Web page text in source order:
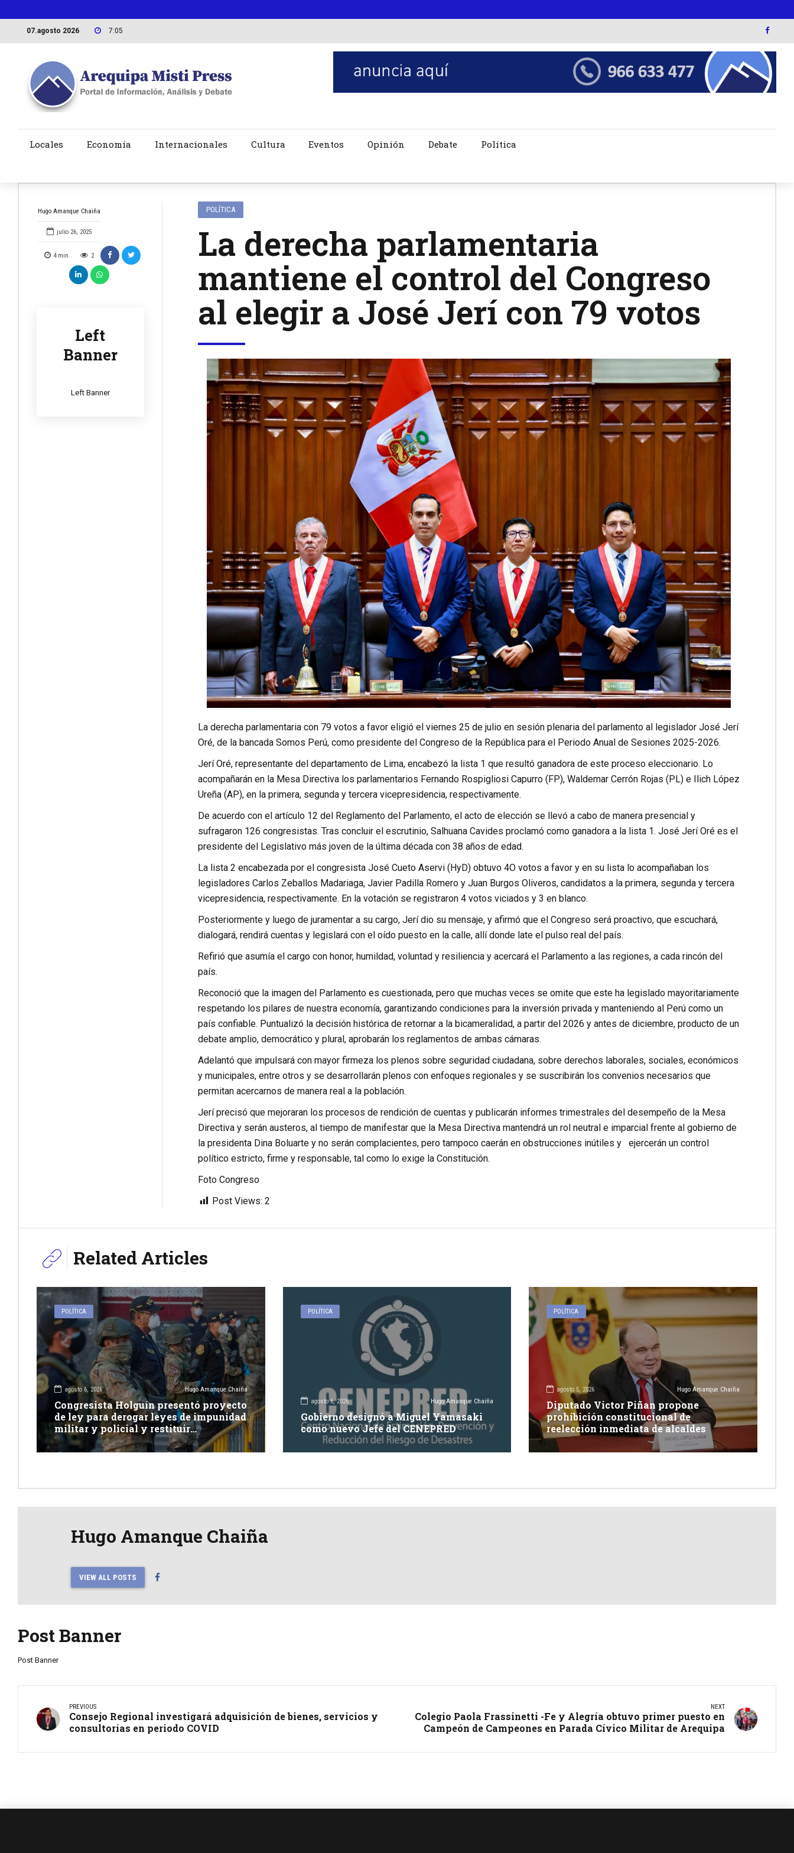
07.agosto 2026 7:05
Locales Economía Internacionales Cultura Eventos Opinión Debate Política
Hugo Amanque Chaiña
julio 26, 2025
4 min 2
Left
Banner
Left Banner
POLÍTICA
La derecha parlamentaria
mantiene el control del Congreso
al elegir a José Jerí con 79 votos
La derecha parlamentaria con 79 votos a favor eligió el viernes 25 de julio en sesión plenaria del parlamento al legislador José Jerí
Oré, de la bancada Somos Perú, como presidente del Congreso de la República para el Periodo Anual de Sesiones 2025-2026.
Jerí Oré, representante del departamento de Lima, encabezó la lista 1 que resultó ganadora de este proceso eleccionario. Lo
acompañarán en la Mesa Directiva los parlamentarios Fernando Rospigliosi Capurro (FP), Waldemar Cerrón Rojas (PL) e Ilich López
Ureña (AP), en la primera, segunda y tercera vicepresidencia, respectivamente.
De acuerdo con el artículo 12 del Reglamento del Parlamento, el acto de elección se llevó a cabo de manera presencial y
sufragaron 126 congresistas. Tras concluir el escrutinio, Salhuana Cavides proclamó como ganadora a la lista 1. José Jerí Oré es el
presidente del Legislativo más joven de la última década con 38 años de edad.
La lista 2 encabezada por el congresista José Cueto Aservi (HyD) obtuvo 4O votos a favor y en su lista lo acompañaban los
legisladores Carlos Zeballos Madariaga, Javier Padilla Romero y Juan Burgos Oliveros, candidatos a la primera, segunda y tercera
vicepresidencia, respectivamente. En la votación se registraron 4 votos viciados y 3 en blanco.
Posteriormente y luego de juramentar a su cargo, Jerí dio su mensaje, y afirmó que el Congreso será proactivo, que escuchará,
dialogará, rendirá cuentas y legislará con el oído puesto en la calle, allí donde late el pulso real del país.
Refirió que asumía el cargo con honor, humildad, voluntad y resiliencia y acercará el Parlamento a las regiones, a cada rincón del
país.
Reconoció que la imagen del Parlamento es cuestionada, pero que muchas veces se omite que este ha legislado mayoritariamente
respetando los pilares de nuestra economía, garantizando condiciones para la inversión privada y manteniendo al Perú como un
país confiable. Puntualizó la decisión histórica de retornar a la bicameralidad, a partir del 2026 y antes de diciembre, producto de un
debate amplio, democrático y plural, aprobarán los reglamentos de ambas cámaras.
Adelantó que impulsará con mayor firmeza los plenos sobre seguridad ciudadana, sobre derechos laborales, sociales, económicos
y municipales, entre otros y se desarrollarán plenos con enfoques regionales y se suscribirán los convenios necesarios que
permitan acercarnos de manera real a la población.
Jerí precisó que mejoraran los procesos de rendición de cuentas y publicarán informes trimestrales del desempeño de la Mesa
Directiva y serán austeros, al tiempo de manifestar que la Mesa Directiva mantendrá un rol neutral e imparcial frente al gobierno de
la presidenta Dina Boluarte y no serán complacientes, pero tampoco caerán en obstrucciones inútiles y ejercerán un control
político estricto, firme y responsable, tal como lo exige la Constitución.
Foto Congreso
Post Views: 2
Related Articles
POLÍTICA
agosto 6, 2026 Hugo Amanque Chaiña
Congresista Holguín presentó proyecto
de ley para derogar leyes de impunidad
militar y policial y restituir
competencia de justicia ordinaria
POLÍTICA
agosto 6, 2026 Hugo Amanque Chaiña
Gobierno designó a Miguel Yamasaki
como nuevo Jefe del CENEPRED
POLÍTICA
agosto 5, 2026 Hugo Amanque Chaiña
Diputado Victor Piñan propone
prohibición constitucional de
reelección inmediata de alcaldes
Hugo Amanque Chaiña
VIEW ALL POSTS
Post Banner
Post Banner
PREVIOUS
Consejo Regional investigará adquisición de bienes, servicios y
consultorías en periodo COVID
NEXT
Colegio Paola Frassinetti -Fe y Alegría obtuvo primer puesto en
Campeón de Campeones en Parada Cívico Militar de Arequipa